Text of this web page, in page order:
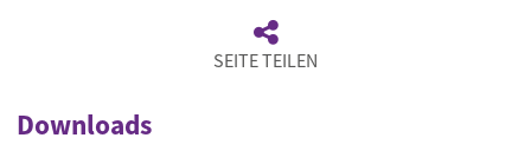
SEITE TEILEN
Downloads